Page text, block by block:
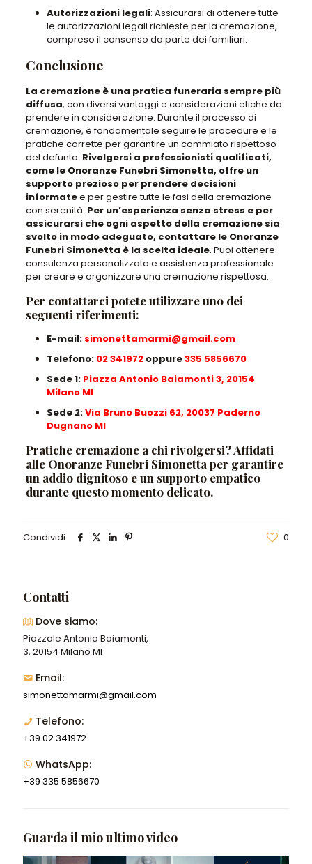
Autorizzazioni legali: Assicurarsi di ottenere tutte
le autorizzazioni legali richieste per la cremazione,
compreso il consenso da parte dei familiari.
Conclusione
La cremazione è una pratica funeraria sempre più
diffusa, con diversi vantaggi e considerazioni etiche da
prendere in considerazione. Durante il processo di
cremazione, è fondamentale seguire le procedure e le
pratiche corrette per garantire un commiato rispettoso
del defunto. Rivolgersi a professionisti qualificati,
come le Onoranze Funebri Simonetta, offre un
supporto prezioso per prendere decisioni
informatee per gestire tutte le fasi della cremazione
con serenità. Per un’esperienza senza stress e per
assicurarsi che ogni aspetto della cremazione sia
svolto in modo adeguato, contattare le Onoranze
Funebri Simonetta è la scelta ideale. Puoi ottenere
consulenza personalizzata e assistenza professionale
per creare e organizzare una cremazione rispettosa.
Per contattarci potete utilizzare uno dei
seguenti riferimenti:
E-mail: simonettamarmi@gmail.com
Telefono: 02 341972oppure335 5856670
Sede 1: Piazza Antonio Baiamonti 3, 20154
Milano MI
Sede 2:Via Bruno Buozzi 62, 20037 Paderno
Dugnano MI
Pratiche cremazione a chi rivolgersi? Affidati
alle Onoranze Funebri Simonetta per garantire
un addio dignitoso e un supporto empatico
durante questo momento delicato.
Condividi 0
Contatti
Dove siamo:
Piazzale Antonio Baiamonti,
3, 20154 Milano MI
Email:
simonettamarmi@gmail.com
Telefono:
+39 02 341972
WhatsApp:
+39 335 5856670
Guarda il mio ultimo video